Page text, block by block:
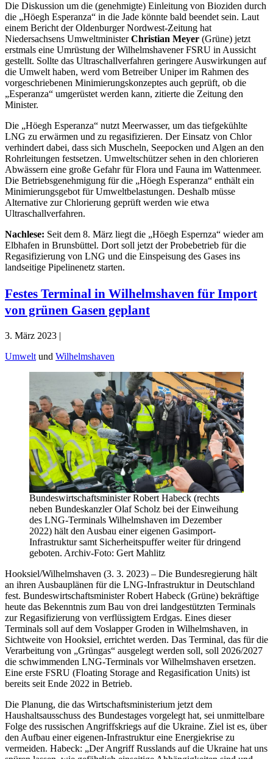
Die Diskussion um die (genehmigte) Einleitung von Bioziden durch
die „Höegh Esperanza“ in die Jade könnte bald beendet sein. Laut
einem Bericht der Oldenburger Nordwest-Zeitung hat
Niedersachsens UmweltministerChristian Meyer (Grüne) jetzt
erstmals eine Umrüstung der Wilhelmshavener FSRU in Aussicht
gestellt. Sollte das Ultraschallverfahren geringere Auswirkungen auf
die Umwelt haben, werd vom Betreiber Uniper im Rahmen des
vorgeschriebenen Minimierungskonzeptes auch geprüft, ob die
„Esperanza“ umgerüstet werden kann, zitierte die Zeitung den
Minister.
Die „Höegh Esperanza“ nutzt Meerwasser, um das tiefgekühlte
LNG zu erwärmen und zu regasifizieren. Der Einsatz von Chlor
verhindert dabei, dass sich Muscheln, Seepocken und Algen an den
Rohrleitungen festsetzen. Umweltschützer sehen in den chlorieren
Abwässern eine große Gefahr für Flora und Fauna im Wattenmeer.
Die Betriebsgenehmigung für die „Höegh Esperanza“ enthält ein
Minimierungsgebot für Umweltbelastungen. Deshalb müsse
Alternative zur Chlorierung geprüft werden wie etwa
Ultraschallverfahren.
Nachlese: Seit dem 8. März liegt die „Höegh Espernza“ wieder am
Elbhafen in Brunsbüttel. Dort soll jetzt der Probebetrieb für die
Regasifizierung von LNG und die Einspeisung des Gases ins
landseitige Pipelinenetz starten.
Festes Terminal in Wilhelmshaven für Import
von grünen Gasen geplant
3. März 2023 |
Umwelt und Wilhelmshaven
Bundeswirtschaftsminister Robert Habeck (rechts
neben Bundeskanzler Olaf Scholz bei der Einweihung
des LNG-Terminals Wilhelmshaven im Dezember
2022) hält den Ausbau einer eigenen Gasimport-
Infrastruktur samt Sicherheitspuffer weiter für dringend
geboten. Archiv-Foto: Gert Mahlitz
Hooksiel/Wilhelmshaven (3. 3. 2023) – Die Bundesregierung hält
an ihren Ausbauplänen für die LNG-Infrastruktur in Deutschland
fest. Bundeswirtschaftsminister Robert Habeck (Grüne) bekräftige
heute das Bekenntnis zum Bau von drei landgestützten Terminals
zur Regasifizierung von verflüssigtem Erdgas. Eines dieser
Terminals soll auf dem Voslapper Groden in Wilhelmshaven, in
Sichtweite von Hooksiel, errichtet werden. Das Terminal, das für die
Verarbeitung von „Grüngas“ ausgelegt werden soll, soll 2026/2027
die schwimmenden LNG-Terminals vor Wilhelmshaven ersetzen.
Eine erste FSRU (Floating Storage and Regasification Units) ist
bereits seit Ende 2022 in Betrieb.
Die Planung, die das Wirtschaftsministerium jetzt dem
Haushaltsausschuss des Bundestages vorgelegt hat, sei unmittelbare
Folge des russischen Angriffskriegs auf die Ukraine. Ziel ist es, über
den Aufbau einer eigenen-Infrastruktur eine Energiekrise zu
vermeiden. Habeck: „Der Angriff Russlands auf die Ukraine hat uns